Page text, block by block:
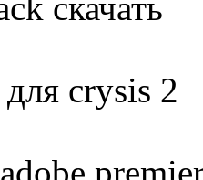
скачать
для crysis 2